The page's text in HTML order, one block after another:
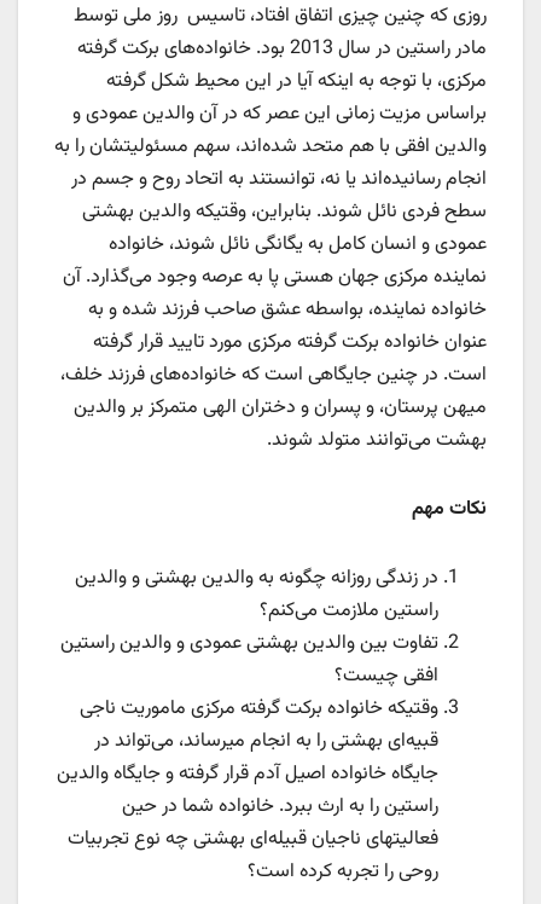
روزی که چنین چیزی اتفاق افتاد، تاسیس روز ملی توسط
مادر راستین در سال 2013 بود. خانواده‌های برکت گرفته
مرکزی، با توجه به اینکه آیا در این محیط شکل گرفته
براساس مزیت زمانی این عصر که در آن والدین عمودی و
والدین افقی با هم متحد شده‌اند، سهم مسئولیتشان را به
انجام رسانیده‌اند یا نه، توانستند به اتحاد روح و جسم در
سطح فردی نائل شوند. بنابراین، وقتیکه والدین بهشتی
عمودی و انسان کامل به یگانگی نائل شوند، خانواده
نماینده مرکزی جهان هستی پا به عرصه وجود می‌گذارد. آن
خانواده نماینده، بواسطه عشق صاحب فرزند شده و به
عنوان خانواده برکت گرفته مرکزی مورد تایید قرار گرفته
است. در چنین جایگاهی است که خانواده‌های فرزند خلف،
میهن پرستان، و پسران و دختران الهی متمرکز بر والدین
بهشت می‌توانند متولد شوند.
نکات مهم
در زندگی روزانه چگونه به والدین بهشتی و والدین
راستین ملازمت می‌کنم؟
تفاوت بین والدین بهشتی عمودی و والدین راستین
افقی چیست؟
وقتیکه خانواده‌ برکت گرفته مرکزی ماموریت ناجی
قبیه‌ای بهشتی را به انجام میرساند،‌ می‌تواند در
جایگاه خانواده اصیل آدم قرار گرفته و جایگاه والدین
راستین را به ارث ببرد. خانواده شما در حین
فعالیتهای ناجیان قبیله‌ای بهشتی چه نوع تجربیات
روحی را تجربه کرده است؟